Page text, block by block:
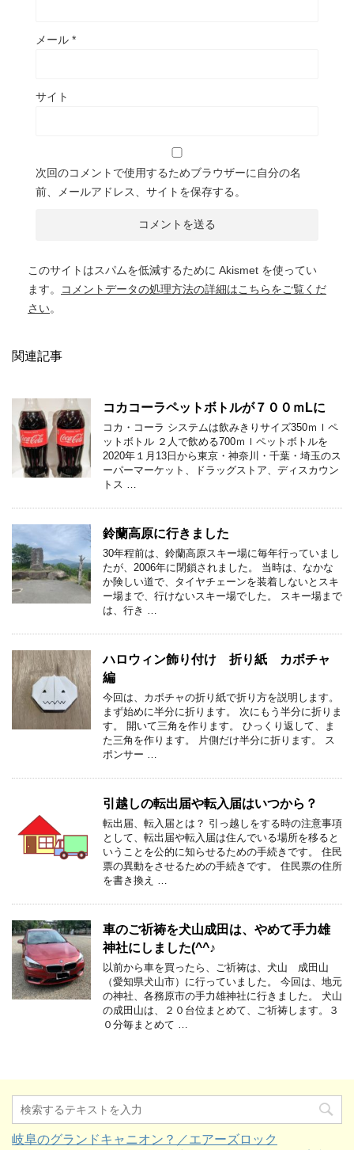
メール *
サイト
次回のコメントで使用するためブラウザーに自分の名
前、メールアドレス、サイトを保存する。
このサイトはスパムを低減するために Akismet を使ってい
ます。
コメントデータの処理方法の詳細はこちらをご覧くだ
さい。
関連記事
コカコーラペットボトルが７００ｍLに
コカ・コーラ システムは飲みきりサイズ350ｍｌペ
ットボトル ２人で飲める700ｍｌペットボトルを
2020年１月13日から東京・神奈川・千葉・埼玉のス
ーパーマーケット、ドラッグストア、ディスカウン
トス …
鈴蘭高原に行きました
30年程前は、鈴蘭高原スキー場に毎年行っていまし
たが、2006年に閉鎖されました。 当時は、なかな
か険しい道で、タイヤチェーンを装着しないとスキ
ー場まで、行けないスキー場でした。 スキー場まで
は、行き …
ハロウィン飾り付け 折り紙 カボチャ
編
今回は、カボチャの折り紙で折り方を説明します。
まず始めに半分に折ります。 次にもう半分に折りま
す。 開いて三角を作ります。 ひっくり返して、ま
た三角を作ります。 片側だけ半分に折ります。 ス
ポンサー …
引越しの転出届や転入届はいつから？
転出届、転入届とは？ 引っ越しをする時の注意事項
として、転出届や転入届は住んでいる場所を移ると
いうことを公的に知らせるための手続きです。 住民
票の異動をさせるための手続きです。 住民票の住所
を書き換え …
車のご祈祷を犬山成田は、やめて手力雄
神社にしました(^^♪
以前から車を買ったら、ご祈祷は、犬山 成田山
（愛知県犬山市）に行っていました。 今回は、地元
の神社、各務原市の手力雄神社に行きました。 犬山
の成田山は、２０台位まとめて、ご祈祷します。３
０分毎まとめて …
岐阜のグランドキャニオン？／エアーズロック